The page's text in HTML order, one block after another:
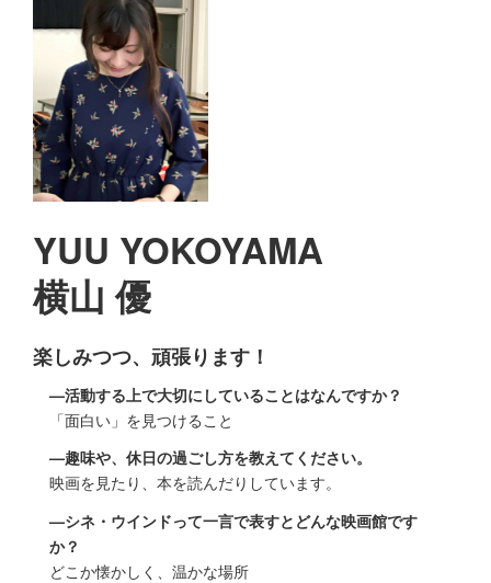
YUU YOKOYAMA
横山 優
楽しみつつ、頑張ります！
—活動する上で大切にしていることはなんですか？
「面白い」を見つけること
—趣味や、休日の過ごし方を教えてください。
映画を見たり、本を読んだりしています。
—シネ・ウインドって一言で表すとどんな映画館です
か？
どこか懐かしく、温かな場所